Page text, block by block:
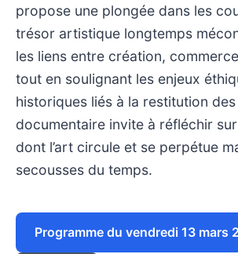
propose une plongée dans les
trésor artistique longtemps
les liens entre création,
tout en soulignant les enjeux
historiques liés à la restitution
documentaire invite à réfléchir
dont l’art circule et se perpétue
secousses du temps.
Programme du vendredi 13 mars